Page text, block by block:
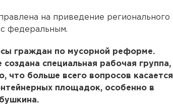
на приведение регионального
с федеральным.
граждан по мусорной реформе.
специальная рабочая группа,
что больше всего вопросов касается
площадок, особенно в